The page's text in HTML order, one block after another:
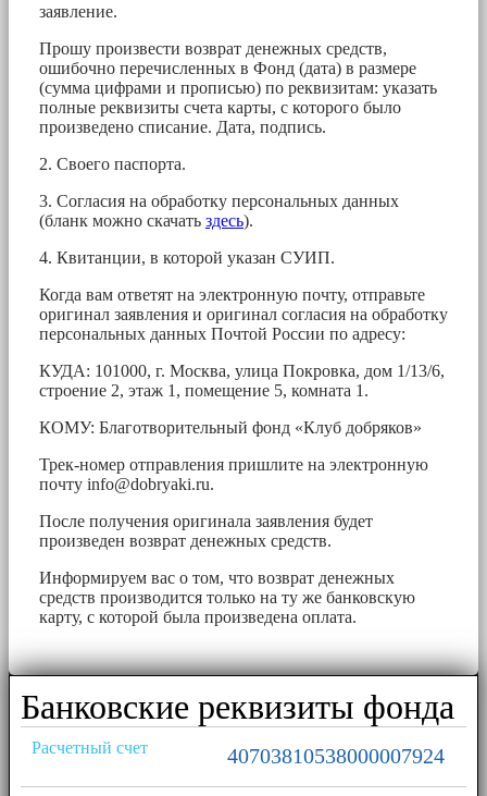
заявление.
Прошу произвести возврат денежных средств,
ошибочно перечисленных в Фонд (дата) в размере
(сумма цифрами и прописью) по реквизитам: указать
полные реквизиты счета карты, с которого было
произведено списание. Дата, подпись.
2. Своего паспорта.
3. Согласия на обработку персональных данных
(бланк можно скачать здесь).
4. Квитанции, в которой указан СУИП.
Когда вам ответят на электронную почту, отправьте
оригинал заявления и оригинал согласия на обработку
персональных данных Почтой России по адресу:
КУДА: 101000, г. Москва, улица Покровка, дом 1/13/6,
строение 2, этаж 1, помещение 5, комната 1.
КОМУ: Благотворительный фонд «Клуб добряков»
Трек-номер отправления пришлите на электронную
почту info@dobryaki.ru.
После получения оригинала заявления будет
произведен возврат денежных средств.
Информируем вас о том, что возврат денежных
средств производится только на ту же банковскую
карту, с которой была произведена оплата.
Банковские реквизиты фонда
Расчетный счет 40703810538000007924